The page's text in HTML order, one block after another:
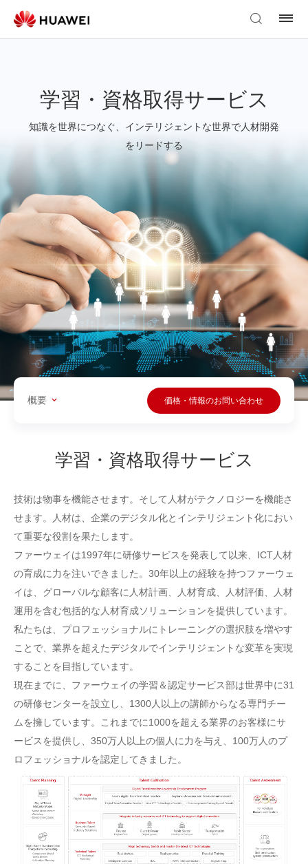
学習・資格取得サービス
知識を世界につなぐ、インテリジェントな世界で人材開発
をリードする
概要 価格・情報のお問い合わせ
学習・資格取得サービス
技術は物事を機能させます。そして人材がテクノロジーを機能さ
せます。人材は、企業のデジタル化とインテリジェント化におい
て重要な役割を果たします。
ファーウェイは1997年に研修サービスを発表して以来、ICT人材
の育成に力を注いできました。30年以上の経験を持つファーウェ
イは、グローバルな顧客に人材計画、人材育成、人材評価、人材
運用を含む包括的な人材育成ソリューションを提供しています。
私たちは、プロフェッショナルにトレーニングの選択肢を増やす
ことで、業界を超えたデジタルでインテリジェントな変革を実現
することを目指しています。
現在までに、ファーウェイの学習＆認定サービス部は世界中に31
の研修センターを設立し、1300人以上の講師からなる専門チー
ムを擁しています。これまでに1000を超える業界のお客様にサ
ービスを提供し、350万人以上の個人に力を与え、100万人のプ
ロフェッショナルを認定してきました。